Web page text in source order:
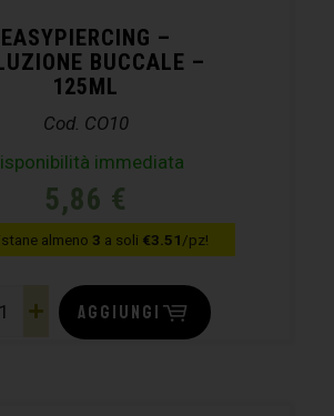
EASYPIERCING –
BUCCALE –
125ML
Cod. CO10
immediata
5,86 €
almeno 3 a soli €3.51/pz!
AGGIUNGI